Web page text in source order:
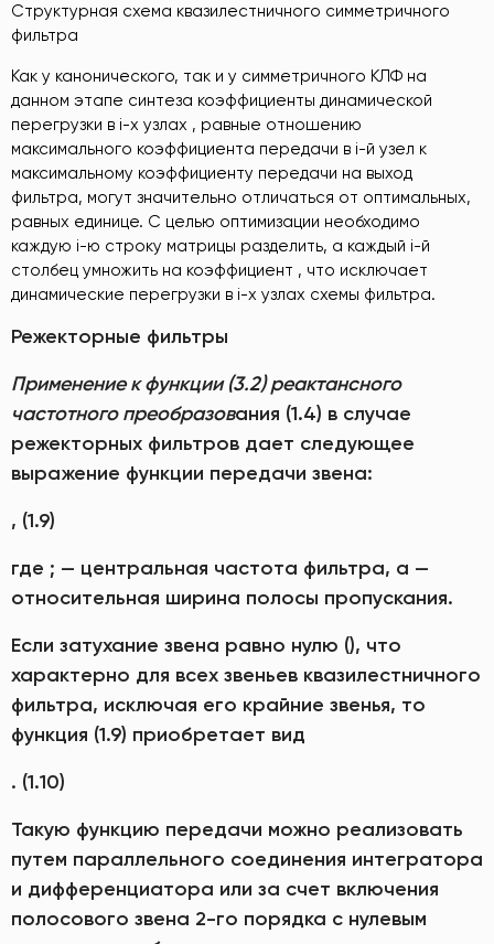
Структурная схема квазилестничного симметричного
фильтра
Как у канонического, так и у симметричного КЛФ на
данном этапе синтеза коэффициенты динамической
перегрузки в i-х узлах , равные отношению
максимального коэффициента передачи в i-й узел к
максимальному коэффициенту передачи на выход
фильтра, могут значительно отличаться от оптимальных,
равных единице. С целью оптимизации необходимо
каждую i-ю строку матрицы разделить, а каждый i-й
столбец умножить на коэффициент , что исключает
динамические перегрузки в i-х узлах схемы фильтра.
Режекторные фильтры
Применение к функции (3.2) реактансного
частотного преобразования (1.4) в случае
режекторных фильтров дает следующее
выражение функции передачи звена:
, (1.9)
где ; — центральная частота фильтра, а —
относительная ширина полосы пропускания.
Если затухание звена равно нулю (), что
характерно для всех звеньев квазилестничного
фильтра, исключая его крайние звенья, то
функция (1.9) приобретает вид
. (1.10)
Такую функцию передачи можно реализовать
путем параллельного соединения интегратора
и дифференциатора или за счет включения
полосового звена 2-го порядка с нулевым